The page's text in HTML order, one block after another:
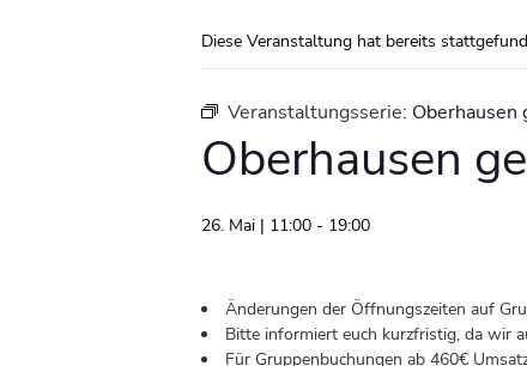
Diese Veranstaltung hat bereits
Veranstaltungsserie: Oberhausen
Oberhausen
26. Mai | 11:00 - 19:00
Änderungen der Öffnungszeiten auf
Bitte informiert euch kurzfristig, da wir
Für Gruppenbuchungen ab 460€